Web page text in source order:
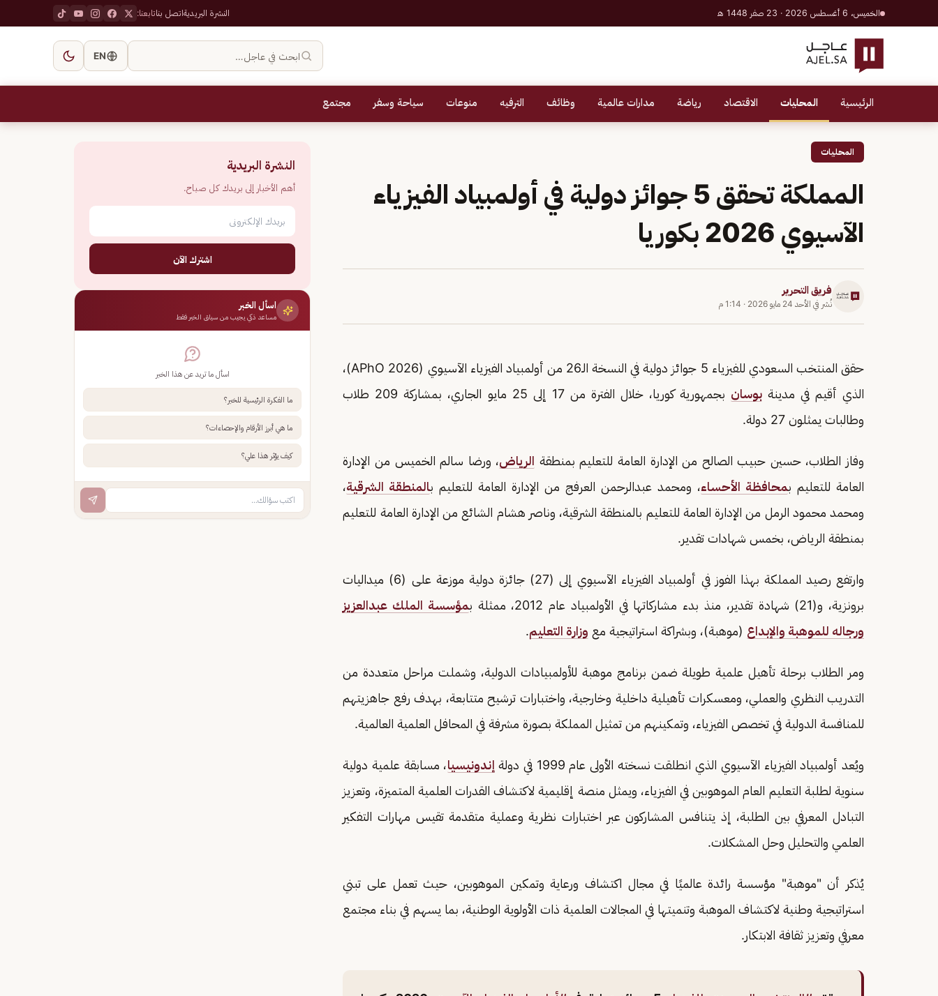
الخميس، 6 أغسطس 2026 · 23 صفر 1448 هـ النشرة البريديةاتصل بناتابعنا:
ابحث في عاجل… EN
الرئيسية المحليات الاقتصاد رياضة مدارات عالمية وظائف الترفيه منوعات سياحة وسفر مجتمع
المحليات
المملكة تحقق 5 جوائز دولية في أولمبياد الفيزياء
الآسيوي 2026 بكوريا
فريق التحرير
نُشر في الأحد 24 مايو 2026 · 1:14 م
حقق المنتخب السعودي للفيزياء 5 جوائز دولية في النسخة الـ26 من أولمبياد الفيزياء الآسيوي (APhO 2026)،
الذي أقيم في مدينةبوسان
بجمهورية كوريا، خلال الفترة من 17 إلى 25 مايو الجاري، بمشاركة 209 طلاب
وطالبات يمثلون 27 دولة.
وفاز الطلاب، حسين حبيب الصالح من الإدارة العامة للتعليم بمنطقة الرياض، ورضا سالم الخميس من الإدارة
العامة للتعليم بمحافظة الأحساء، ومحمد عبدالرحمن العرفج من الإدارة العامة للتعليم بالمنطقة الشرقية،
ومحمد محمود الرمل من الإدارة العامة للتعليم بالمنطقة الشرقية، وناصر هشام الشائع من الإدارة العامة للتعليم
بمنطقة الرياض، بخمس شهادات تقدير.
وارتفع رصيد المملكة بهذا الفوز في أولمبياد الفيزياء الآسيوي إلى (27) جائزة دولية موزعة على (6) ميداليات
برونزية، و(21) شهادة تقدير، منذ بدء مشاركاتها في الأولمبياد عام 2012، ممثلة ب
مؤسسة الملك عبدالعزيز
ورجاله للموهبة والإبداع (موهبة)، وبشراكة استراتيجية مع وزارة التعليم.
ومر الطلاب برحلة تأهيل علمية طويلة ضمن برنامج موهبة للأولمبيادات الدولية، وشملت مراحل متعددة من
التدريب النظري والعملي، ومعسكرات تأهيلية داخلية وخارجية، واختبارات ترشيح متتابعة، بهدف رفع جاهزيتهم
للمنافسة الدولية في تخصص الفيزياء، وتمكينهم من تمثيل المملكة بصورة مشرفة في المحافل العلمية العالمية.
ويُعد أولمبياد الفيزياء الآسيوي الذي انطلقت نسخته الأولى عام 1999 في دولة إندونيسيا، مسابقة علمية دولية
سنوية لطلبة التعليم العام الموهوبين في الفيزياء، ويمثل منصة إقليمية لاكتشاف القدرات العلمية المتميزة، وتعزيز
التبادل المعرفي بين الطلبة، إذ يتنافس المشاركون عبر اختبارات نظرية وعملية متقدمة تقيس مهارات التفكير
العلمي والتحليل وحل المشكلات.
يُذكر أن "موهبة" مؤسسة رائدة عالميًا في مجال اكتشاف ورعاية وتمكين الموهوبين، حيث تعمل على تبني
استراتيجية وطنية لاكتشاف الموهبة وتنميتها في المجالات العلمية ذات الأولوية الوطنية، بما يسهم في بناء مجتمع
معرفي وتعزيز ثقافة الابتكار.
النشرة البريدية
أهم الأخبار إلى بريدك كل صباح.
اشترك الآن
اسأل الخبر
مساعد ذكي يجيب من سياق الخبر فقط
اسأل ما تريد عن هذا الخبر
ما الفكرة الرئيسية للخبر؟
ما هي أبرز الأرقام والإحصاءات؟
كيف يؤثر هذا علي؟